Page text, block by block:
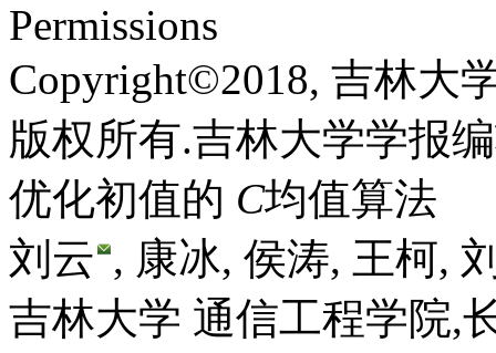
Permissions
Copyright©2018, 吉林大
版权所有.吉林大学学报
优化初值的 C均值算法
刘云 , 康冰, 侯涛, 王柯,
吉林大学 通信工程学院,